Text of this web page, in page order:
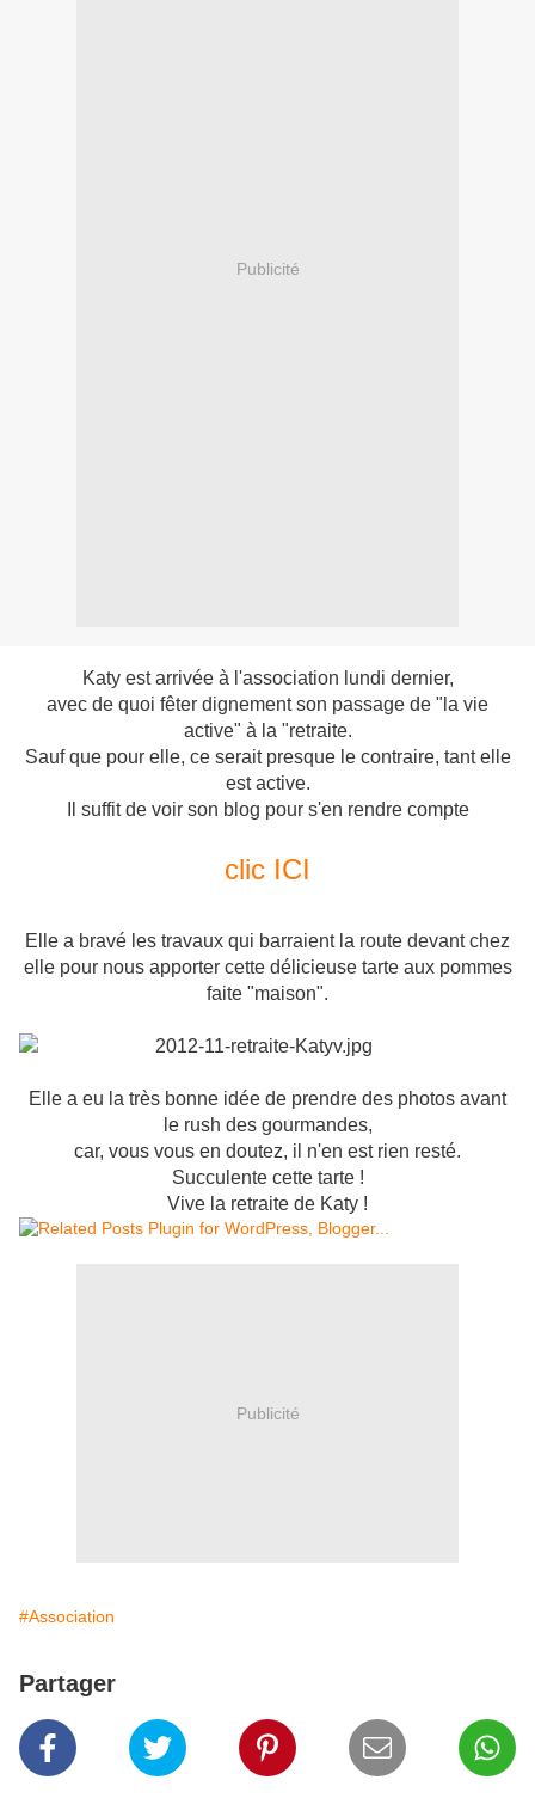
Publicité
Katy est arrivée à l'association lundi dernier,
avec de quoi fêter dignement son passage de "la vie
active" à la "retraite.
Sauf que pour elle, ce serait presque le contraire, tant elle
est active.
Il suffit de voir son blog pour s'en rendre compte
clic ICI
Elle a bravé les travaux qui barraient la route devant chez
elle pour nous apporter cette délicieuse tarte aux pommes
faite "maison".
Elle a eu la très bonne idée de prendre des photos avant
le rush des gourmandes,
car, vous vous en doutez, il n'en est rien resté.
Succulente cette tarte !
Vive la retraite de Katy !
Publicité
#Association
Partager